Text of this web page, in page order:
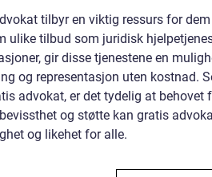
tilbyr en viktig ressurs for
ulike tilbud som juridisk
gir disse tjenestene en
og representasjon uten kostnad.
advokat, er det tydelig at behovet
og støtte kan gratis
og likehet for alle.